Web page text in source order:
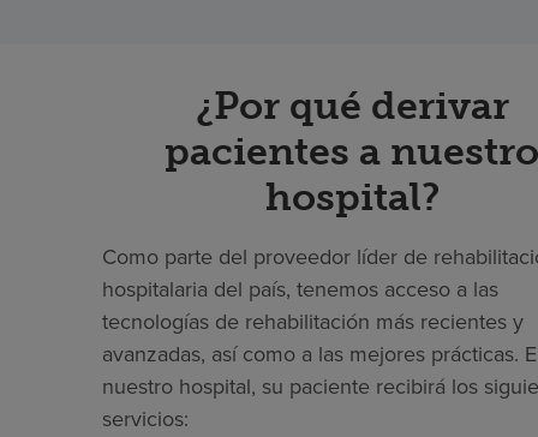
¿Por qué derivar
pacientes a nuestro
hospital?
Como parte del proveedor líder de
hospitalaria del país, tenemos acceso a las
tecnologías de rehabilitación más recientes y
avanzadas, así como a las mejores prácticas.
nuestro hospital, su paciente recibirá los
servicios: